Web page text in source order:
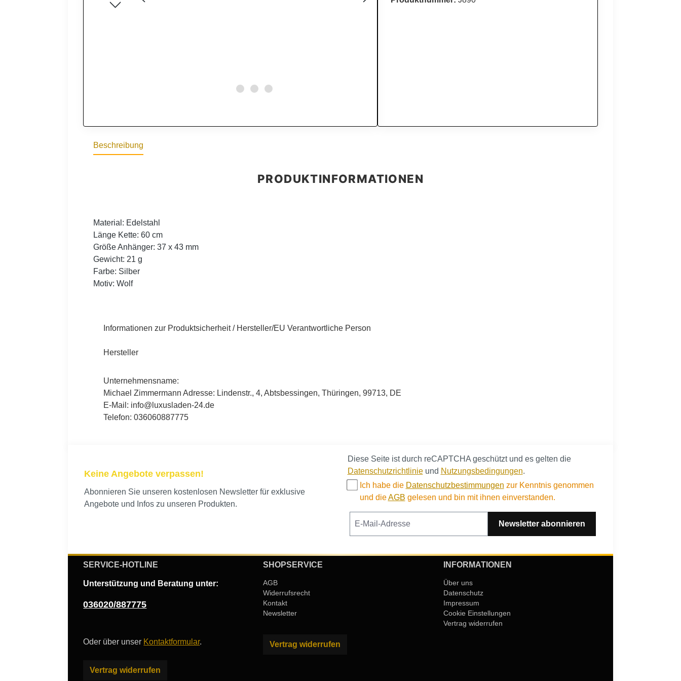
Beschreibung
Material: Edelstahl
Länge Kette: 60 cm
Größe Anhänger: 37 x 43 mm
Gewicht: 21 g
Farbe: Silber
Motiv: Wolf
Informationen zur Produktsicherheit / Hersteller/EU Verantwortliche Person
Hersteller
Unternehmensname:
Michael Zimmermann Adresse: Lindenstr., 4, Abtsbessingen, Thüringen, 99713, DE
E-Mail: info@luxusladen-24.de
Telefon: 036060887775
Keine Angebote verpassen!
Abonnieren Sie unseren kostenlosen Newsletter für exklusive
Angebote und Infos zu unseren Produkten.
Diese Seite ist durch reCAPTCHA geschützt und es gelten die
Datenschutzrichtlinieund Nutzungsbedingungen.
Ich habe die Datenschutzbestimmungen zur Kenntnis genommen
und dieAGB gelesen und bin mit ihnen einverstanden.
Newsletter abonnieren
SERVICE-HOTLINE
Unterstützung und Beratung unter:
036020/887775
Oder über unser Kontaktformular.
Vertrag widerrufen
SHOPSERVICE
AGB
Widerrufsrecht
Kontakt
Newsletter
Vertrag widerrufen
INFORMATIONEN
Über uns
Datenschutz
Impressum
Cookie Einstellungen
Vertrag widerrufen